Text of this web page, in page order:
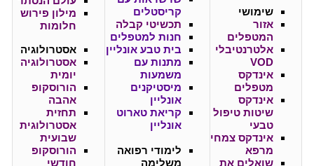
שימושי
אזור
המטפלים
אלטרנטיבלי
VOD
אינדקס
מטפלים
אינדקס
שיטות טיפול
טבעי
אינדקס צמחי
מרפא
שואלים את
קריסטלים
תכשיטי קבלה
חנות למטפלים
בית טבע אונליין
מתנות עם
משמעות
מיסטיקנים
אונליין
קריאת טארוט
אונליין
לימודי רפואה
משלימה
מילון פירוש
חלומות
אסטרולוגיה
אסטרולוגיה
יומית
הורוסקופ
אהבה
תחזית
אסטרולוגית
שבועית
הורוסקופ
חודשי